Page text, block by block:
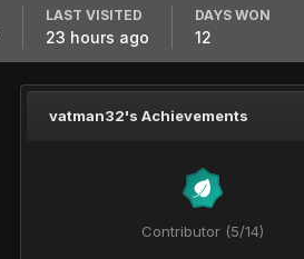
LAST VISITED
23 hours ago
DAYS WON
12
vatman32's Achievements
Contributor (5/14)